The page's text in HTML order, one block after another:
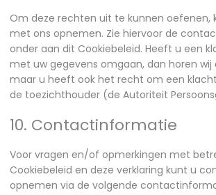
Om deze rechten uit te kunnen oefenen,
met ons opnemen. Zie hiervoor de
onder aan dit Cookiebeleid. Heeft u een
met uw gegevens omgaan, dan horen wij
maar u heeft ook het recht om een
de toezichthouder (de Autoriteit
10. Contactinformatie
Voor vragen en/of opmerkingen met
Cookiebeleid en deze verklaring kunt u
opnemen via de volgende